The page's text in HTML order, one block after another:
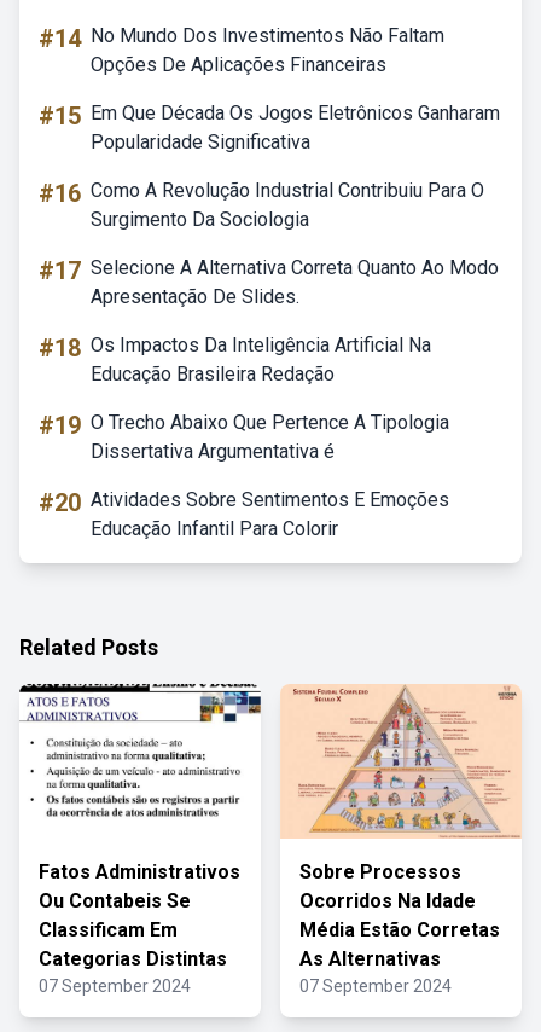
#14 No Mundo Dos Investimentos Não Faltam
Opções De Aplicações Financeiras
#15 Em Que Década Os Jogos Eletrônicos Ganharam
Popularidade Significativa
#16 Como A Revolução Industrial Contribuiu Para O
Surgimento Da Sociologia
#17 Selecione A Alternativa Correta Quanto Ao Modo
Apresentação De Slides.
#18 Os Impactos Da Inteligência Artificial Na
Educação Brasileira Redação
#19 O Trecho Abaixo Que Pertence A Tipologia
Dissertativa Argumentativa é
#20 Atividades Sobre Sentimentos E Emoções
Educação Infantil Para Colorir
Related Posts
Fatos Administrativos
Ou Contabeis Se
Classificam Em
Categorias Distintas
07 September 2024
Sobre Processos
Ocorridos Na Idade
Média Estão Corretas
As Alternativas
07 September 2024